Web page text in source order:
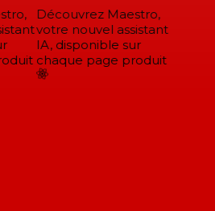
Découvrez Maestro,
votre nouvel assistant
IA, disponible sur
chaque page produit